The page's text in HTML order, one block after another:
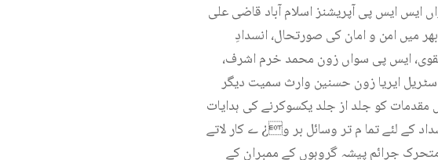
براں ایس ایس پی آپریشنز اسلام آباد قاضی علی
میں امن و امان کی صورتحال، انسدادِ
نقوی، ایس پی سواں زون محمد خرم اشرف،
ایریا زون حسنین وارث سمیت دیگر
مقدمات کو جلد از جلد یکسوکرنے کی ہدایات
کے لئے تما م تر وسائل بر و¿ ے کار لاتے
متحرک جرائم پیشہ گروہوں کے ممبران کے